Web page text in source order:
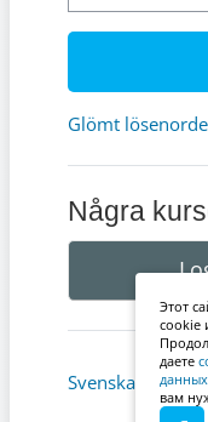
Glömt
Några
Svenska ‎(sv)‎
Этот
cookie
даете
данных
вам